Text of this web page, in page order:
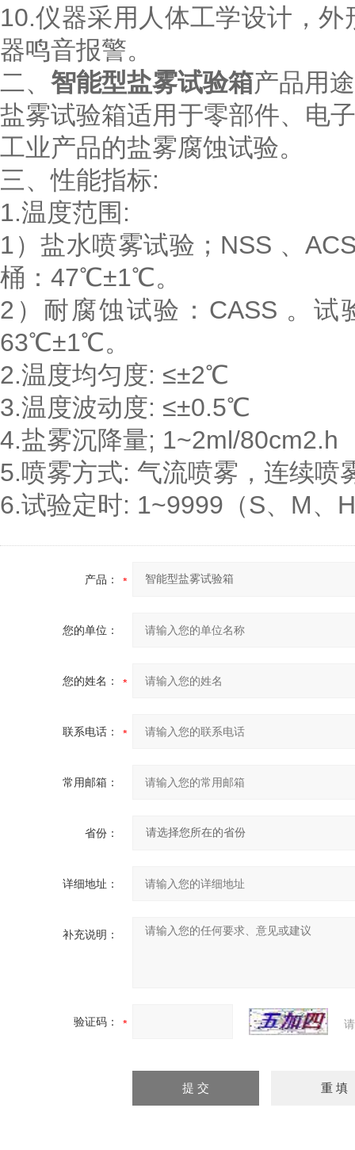
10.仪器采用人体工学设计，
器鸣音报警。
二、 智能型盐雾试验箱产品用
盐雾试验箱适用于零部件、电
工业产品的盐雾腐蚀试验。
三、性能指标:
1.温度范围:
1）盐水喷雾试验；NSS 、
桶：47℃±1℃。
2）耐腐蚀试验：CASS 。
63℃±1℃。
2.温度均匀度: ≤±2℃
3.温度波动度: ≤±0.5℃
4.盐雾沉降量; 1~2ml/80cm2.h
5.喷雾方式: 气流喷雾，连续喷
6.试验定时: 1~9999（S、M、
产品：
您的单位：
您的姓名：
联系电话：
常用邮箱：
省份：
详细地址：
补充说明：
验证码：